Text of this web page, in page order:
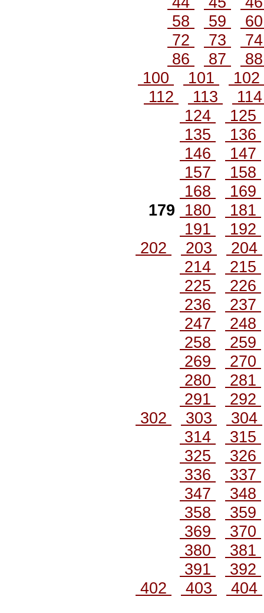
58
59
72
73
86
87
100
101
102
112
113
124
125
135
136
146
147
157
158
168
169
179
180
181
191
192
202
203
204
214
215
225
226
236
237
247
248
258
259
269
270
280
281
291
292
302
303
304
314
315
325
326
336
337
347
348
358
359
369
370
380
381
391
392
402
403 404